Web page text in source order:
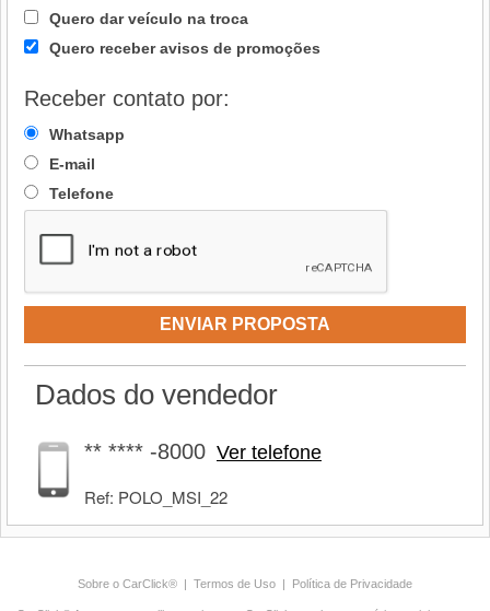
Quero dar veículo na troca
Quero receber avisos de promoções
Receber contato por:
Whatsapp
E-mail
Telefone
ENVIAR PROPOSTA
Dados do vendedor
** **** -8000 Ver telefone
Ref: POLO_MSI_22
Sobre o CarClick® | Termos de Uso | Política de Privacidade